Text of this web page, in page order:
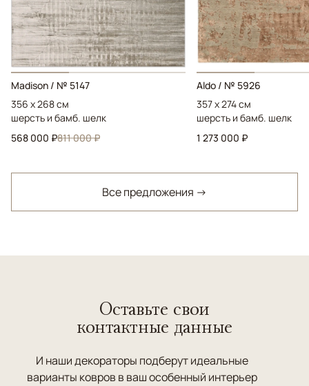
Madison / № 5147
356 x 268 см
шерсть и бамб. шелк
568 000 ₽811 000 ₽
Aldo / № 5926
357 x 274 см
шерсть и бамб. шелк
1 273 000 ₽
Все предложения →
Оставьте свои
контактные данные
И наши декораторы подберут идеальные
варианты ковров в ваш особенный интерьер